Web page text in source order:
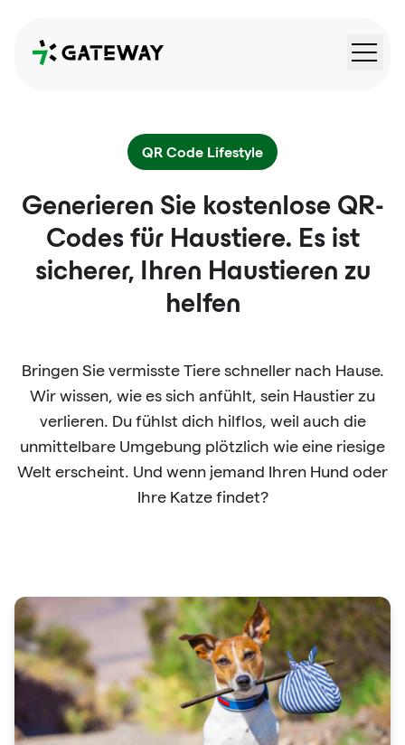
QRGateway
QR Code Lifestyle
Generieren Sie kostenlose QR-
Codes für Haustiere. Es ist
sicherer, Ihren Haustieren zu
helfen
Bringen Sie vermisste Tiere schneller nach Hause.
Wir wissen, wie es sich anfühlt, sein Haustier zu
verlieren. Du fühlst dich hilflos, weil auch die
unmittelbare Umgebung plötzlich wie eine riesige
Welt erscheint. Und wenn jemand Ihren Hund oder
Ihre Katze findet?